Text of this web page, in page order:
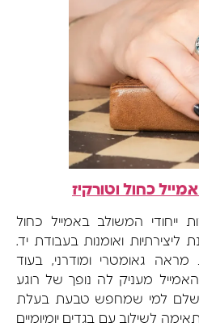
כחול וטורקיז
ייחודי המשולב באמייל כחול
ליצירתיות ואומנות בעבודת יד.
מראה גאומטרי ומודרני, בעוד
מעניק לה נופך של רוגע
למי שמחפש טבעת בעלת
לשילוב עם בגדים יומיומיים